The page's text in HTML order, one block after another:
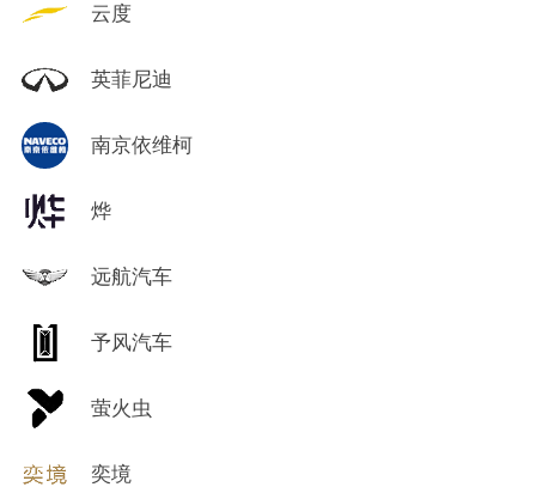
云度
英菲尼迪
南京依维柯
烨
远航汽车
予风汽车
萤火虫
奕境